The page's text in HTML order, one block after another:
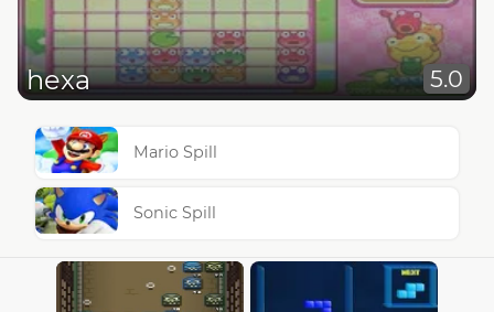
hexa 5.0
Mario Spill
Sonic Spill